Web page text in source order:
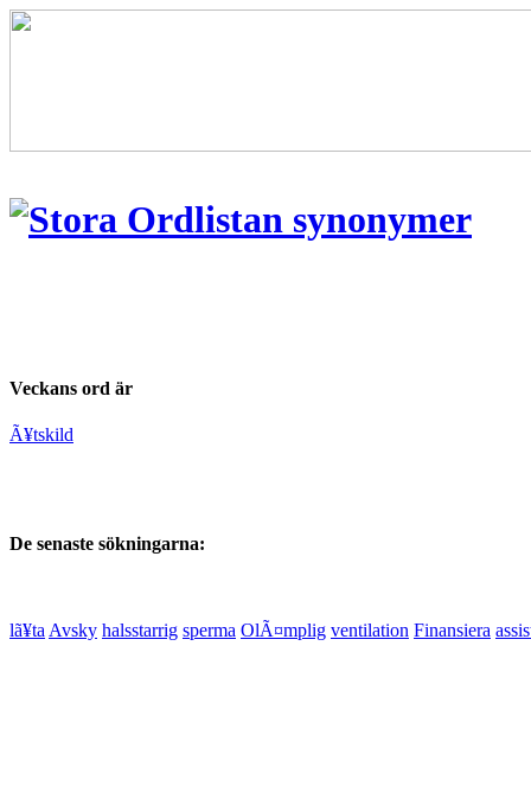
Veckans ord är
Ã¥tskild
De senaste sökningarna:
lã¥ta Avsky halsstarrig sperma OlÃ¤mplig ventilation Finansiera